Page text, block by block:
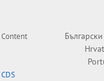
Content
CDS
Български